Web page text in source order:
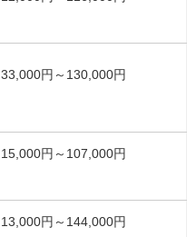
33,000円～130,000円
15,000円～107,000円
13,000円～144,000円